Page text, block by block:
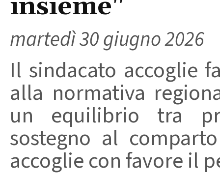
insieme"
martedì 30 giugno 2026
Il sindacato accoglie
alla normativa
un equilibrio tra
sostegno al
accoglie con favore il